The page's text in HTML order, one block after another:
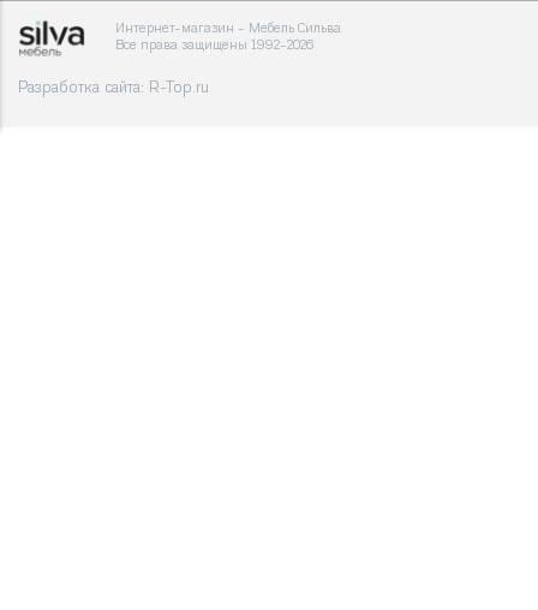
Интернет-магазин - Мебель Сильва
Все права защищены 1992-2026
Разработка сайта: R-Top.ru